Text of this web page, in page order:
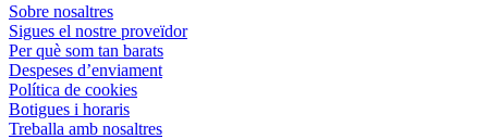
Sobre nosaltres
Sigues el nostre proveïdor
Per què som tan barats
Despeses d’enviament
Política de cookies
Botigues i horaris
Treballa amb nosaltres